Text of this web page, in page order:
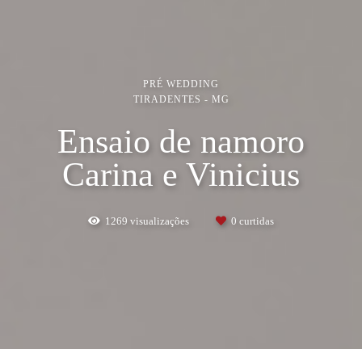
PRÉ WEDDING
TIRADENTES - MG
Ensaio de namoro
Carina e Vinicius
1269 visualizações 0 curtidas